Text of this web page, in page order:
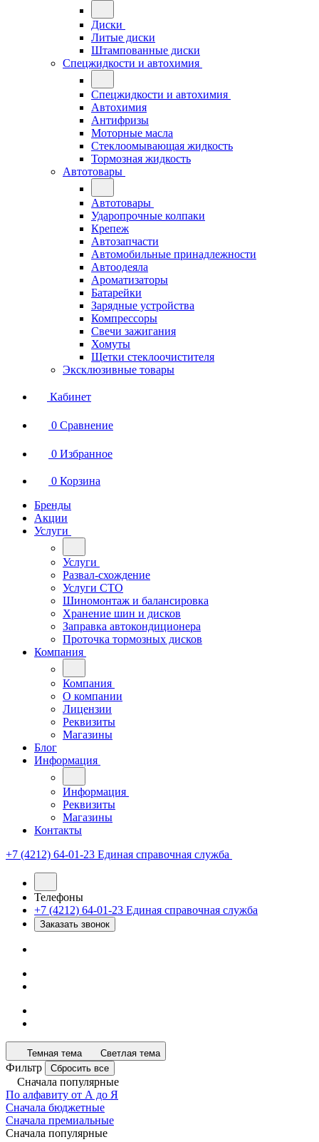
Диски
Литые диски
Штампованные диски
Спецжидкости и автохимия
Спецжидкости и автохимия
Автохимия
Антифризы
Моторные масла
Стеклоомывающая жидкость
Тормозная жидкость
Автотовары
Автотовары
Ударопрочные колпаки
Крепеж
Автозапчасти
Автомобильные принадлежности
Автоодеяла
Ароматизаторы
Батарейки
Зарядные устройства
Компрессоры
Свечи зажигания
Хомуты
Щетки стеклоочистителя
Эксклюзивные товары
Кабинет
0 Сравнение
0 Избранное
0 Корзина
Бренды
Акции
Услуги
Услуги
Развал-схождение
Услуги СТО
Шиномонтаж и балансировка
Хранение шин и дисков
Заправка автокондиционера
Проточка тормозных дисков
Компания
Компания
О компании
Лицензии
Реквизиты
Магазины
Блог
Информация
Информация
Реквизиты
Магазины
Контакты
+7 (4212) 64-01-23 Единая справочная служба
Телефоны
+7 (4212) 64-01-23 Единая справочная служба
Заказать звонок
Темная тема Светлая тема
Фильтр Сбросить все
Сначала популярные
По алфавиту от А до Я
Сначала бюджетные
Сначала премиальные
Сначала популярные